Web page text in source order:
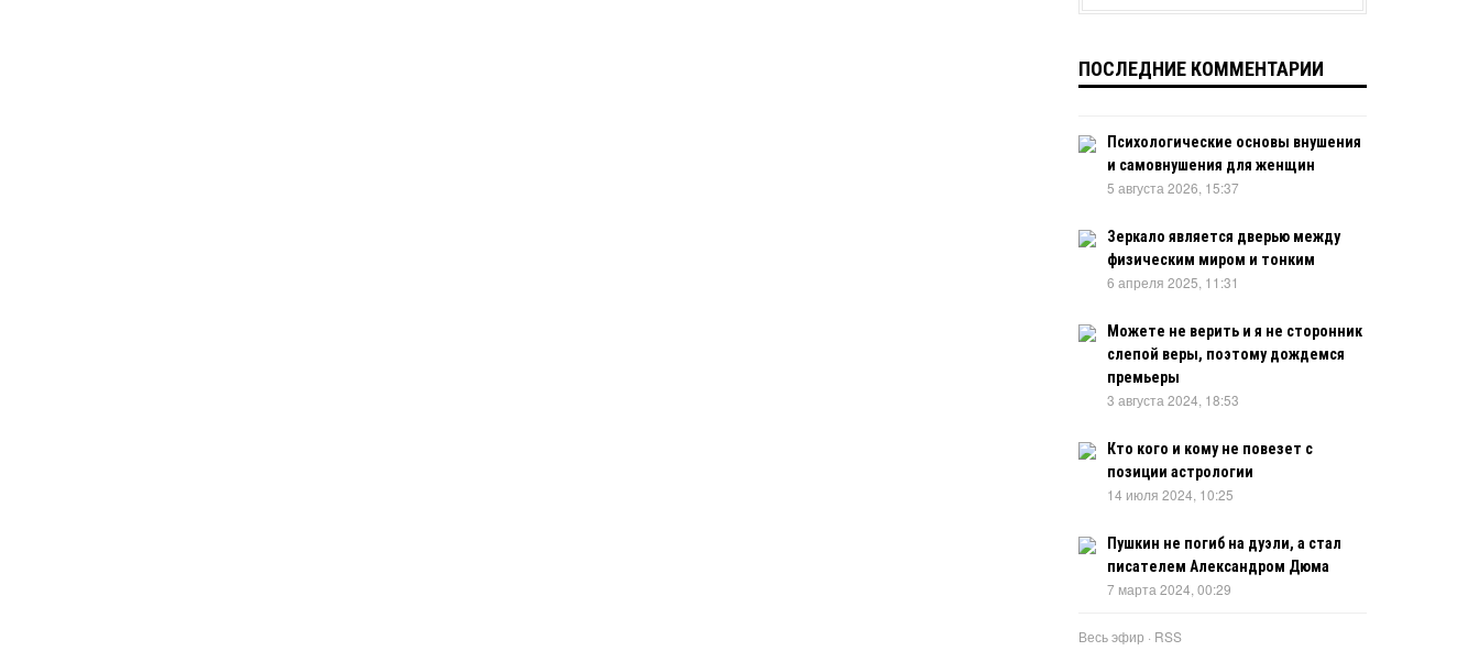
ПОСЛЕДНИЕ КОММЕНТАРИИ
Психологические основы внушения
и самовнушения для женщин
5 августа 2026, 15:37
Зеркало является дверью между
физическим миром и тонким
6 апреля 2025, 11:31
Можете не верить и я не сторонник
слепой веры, поэтому дождемся
премьеры
3 августа 2024, 18:53
Кто кого и кому не повезет с
позиции астрологии
14 июля 2024, 10:25
Пушкин не погиб на дуэли, а стал
писателем Александром Дюма
7 марта 2024, 00:29
Весь эфир · RSS